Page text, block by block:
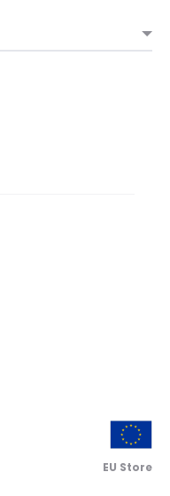
EU Store